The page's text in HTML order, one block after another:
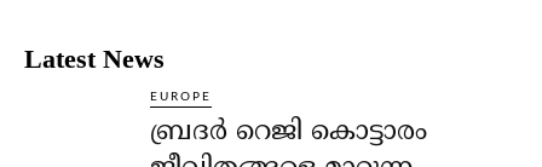
Latest News
EUROPE
ബ്രദർ റെജി കൊട്ടാരം